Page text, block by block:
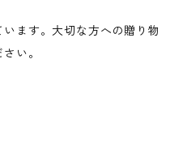
ます。大切な方への贈り物
い。